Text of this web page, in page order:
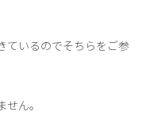
ているのでそちらをご参
ん。